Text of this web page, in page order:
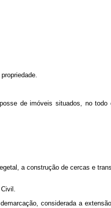
de imóveis situados, no todo
a construção de cercas e
considerada a